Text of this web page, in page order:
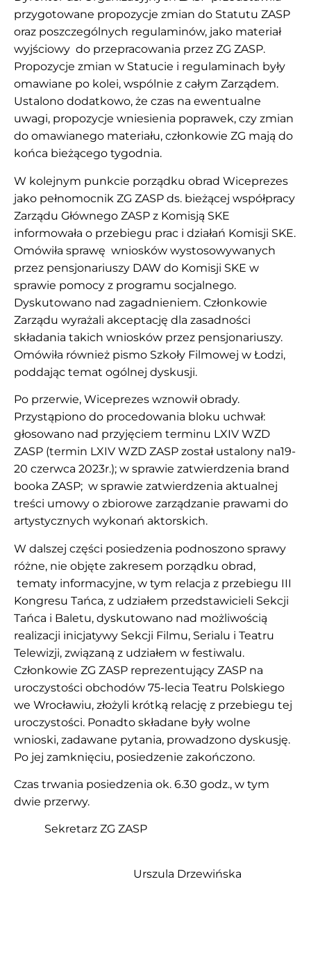
przygotowane propozycje zmian do Statutu ZASP
oraz poszczególnych regulaminów, jako materiał
wyjściowy do przepracowania przez ZG ZASP.
Propozycje zmian w Statucie i regulaminach były
omawiane po kolei, wspólnie z całym Zarządem.
Ustalono dodatkowo, że czas na ewentualne
uwagi, propozycje wniesienia poprawek, czy zmian
do omawianego materiału, członkowie ZG mają do
końca bieżącego tygodnia.
W kolejnym punkcie porządku obrad Wiceprezes
jako pełnomocnik ZG ZASP ds. bieżącej współpracy
Zarządu Głównego ZASP z Komisją SKE
informowała o przebiegu prac i działań Komisji SKE.
Omówiła sprawę wniosków wystosowywanych
przez pensjonariuszy DAW do Komisji SKE w
sprawie pomocy z programu socjalnego.
Dyskutowano nad zagadnieniem. Członkowie
Zarządu wyrażali akceptację dla zasadności
składania takich wniosków przez pensjonariuszy.
Omówiła również pismo Szkoły Filmowej w Łodzi,
poddając temat ogólnej dyskusji.
Po przerwie, Wiceprezes wznowił obrady.
Przystąpiono do procedowania bloku uchwał:
głosowano nad przyjęciem terminu LXIV WZD
ZASP (termin LXIV WZD ZASP został ustalony na19-
20 czerwca 2023r.); w sprawie zatwierdzenia brand
booka ZASP; w sprawie zatwierdzenia aktualnej
treści umowy o zbiorowe zarządzanie prawami do
artystycznych wykonań aktorskich.
W dalszej części posiedzenia podnoszono sprawy
różne, nie objęte zakresem porządku obrad,
tematy informacyjne, w tym relacja z przebiegu III
Kongresu Tańca, z udziałem przedstawicieli Sekcji
Tańca i Baletu, dyskutowano nad możliwością
realizacji inicjatywy Sekcji Filmu, Serialu i Teatru
Telewizji, związaną z udziałem w festiwalu.
Członkowie ZG ZASP reprezentujący ZASP na
uroczystości obchodów 75-lecia Teatru Polskiego
we Wrocławiu, złożyli krótką relację z przebiegu tej
uroczystości. Ponadto składane były wolne
wnioski, zadawane pytania, prowadzono dyskusję.
Po jej zamknięciu, posiedzenie zakończono.
Czas trwania posiedzenia ok. 6.30 godz., w tym
dwie przerwy.
Sekretarz ZG ZASP
Urszula Drzewińska